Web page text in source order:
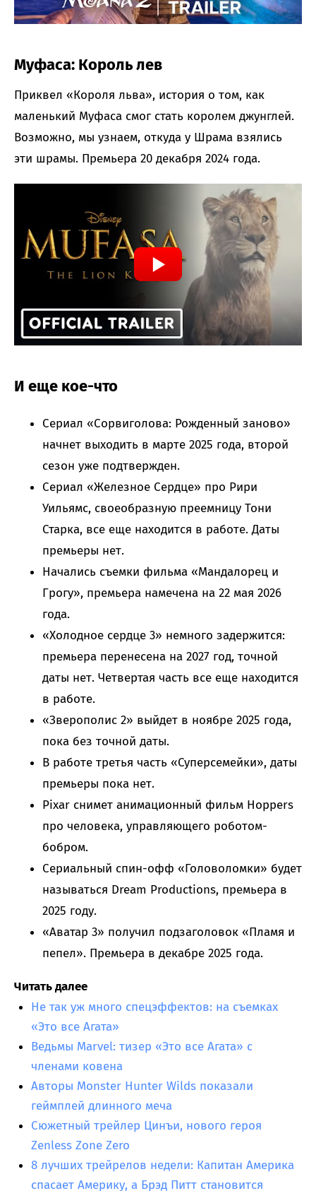
Муфаса: Король лев
Приквел «Короля льва», история о том, как
маленький Муфаса смог стать королем джунглей.
Возможно, мы узнаем, откуда у Шрама взялись
эти шрамы. Премьера 20 декабря 2024 года.
И еще кое-что
Сериал «Сорвиголова: Рожденный заново»
начнет выходить в марте 2025 года, второй
сезон уже подтвержден.
Сериал «Железное Сердце» про Рири
Уильямс, своеобразную преемницу Тони
Старка, все еще находится в работе. Даты
премьеры нет.
Начались съемки фильма «Мандалорец и
Грогу», премьера намечена на 22 мая 2026
года.
«Холодное сердце 3» немного задержится:
премьера перенесена на 2027 год, точной
даты нет. Четвертая часть все еще находится
в работе.
«Зверополис 2» выйдет в ноябре 2025 года,
пока без точной даты.
В работе третья часть «Суперсемейки», даты
премьеры пока нет.
Pixar снимет анимационный фильм Hoppers
про человека, управляющего роботом-
бобром.
Сериальный спин-офф «Головоломки» будет
называться Dream Productions, премьера в
2025 году.
«Аватар 3» получил подзаголовок «Пламя и
пепел». Премьера в декабре 2025 года.
Читать далее
Не так уж много спецэффектов: на съемках
«Это все Агата»
Ведьмы Marvel: тизер «Это все Агата» с
членами ковена
Авторы Monster Hunter Wilds показали
геймплей длинного меча
Сюжетный трейлер Цинъи, нового героя
Zenless Zone Zero
8 лучших трейрелов недели: Капитан Америка
спасает Америку, а Брэд Питт становится